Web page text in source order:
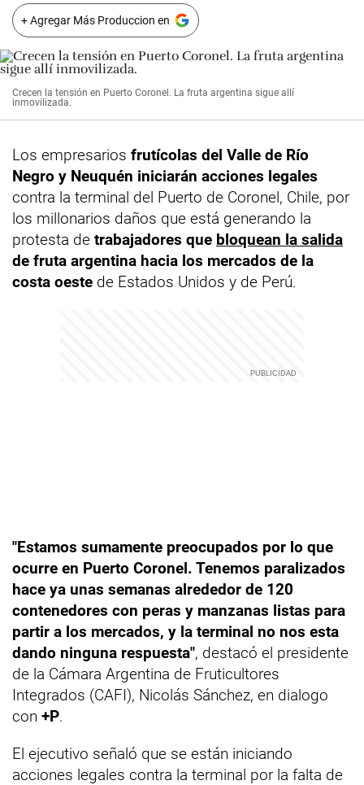
+ Agregar Más Produccion en
Crecen la tensión en Puerto Coronel. La fruta argentina sigue allí
inmovilizada.
Los empresarios frutícolas del Valle de Río
Negro y Neuquén iniciarán acciones legales
contra la terminal del Puerto de Coronel, Chile, por
los millonarios daños que está generando la
protesta de trabajadores que bloquean la salida
de fruta argentina hacia los mercados de la
costa oeste de Estados Unidos y de Perú.
"Estamos sumamente preocupados por lo que
ocurre en Puerto Coronel. Tenemos paralizados
hace ya unas semanas alrededor de 120
contenedores con peras y manzanas listas para
partir a los mercados, y la terminal no nos esta
dando ninguna respuesta", destacó el presidente
de la Cámara Argentina de Fruticultores
Integrados (CAFI), Nicolás Sánchez, en dialogo
con +P.
El ejecutivo señaló que se están iniciando
acciones legales contra la terminal por la falta de